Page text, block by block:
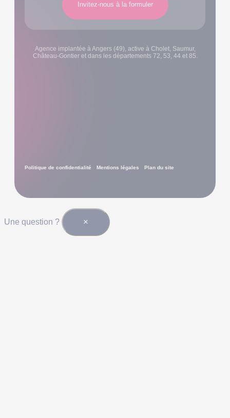
Invitez-nous à la formuler
Agence implantée à Angers (49), active à Cholet, Saumur,
Château-Gontier et dans les départements 72, 53, 44 et 85.
Politique de confidentialité Mentions légales Plan du site
Une question ? ×